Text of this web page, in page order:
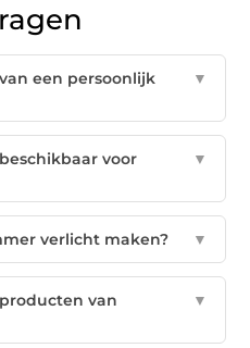
een persoonlijk
▼
voor
▼
verlicht maken? ▼
van
▼